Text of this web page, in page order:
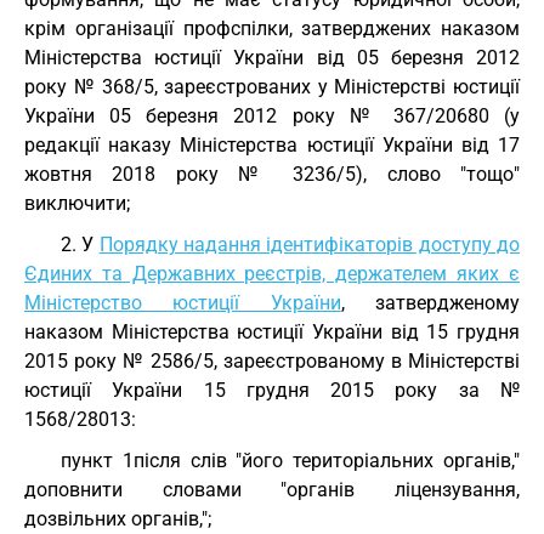
крім організації профспілки, затверджених наказом
Міністерства юстиції України від 05 березня 2012
року № 368/5, зареєстрованих у Міністерстві юстиції
України 05 березня 2012 року № 367/20680 (у
редакції наказу Міністерства юстиції України від 17
жовтня 2018 року № 3236/5), слово "тощо"
виключити;
2. У Порядку надання ідентифікаторів доступу до
Єдиних та Державних реєстрів, держателем яких є
Міністерство юстиції України, затвердженому
наказом Міністерства юстиції України від 15 грудня
2015 року № 2586/5, зареєстрованому в Міністерстві
юстиції України 15 грудня 2015 року за №
1568/28013:
пункт 1після слів "його територіальних органів,"
доповнити словами "органів ліцензування,
дозвільних органів,";